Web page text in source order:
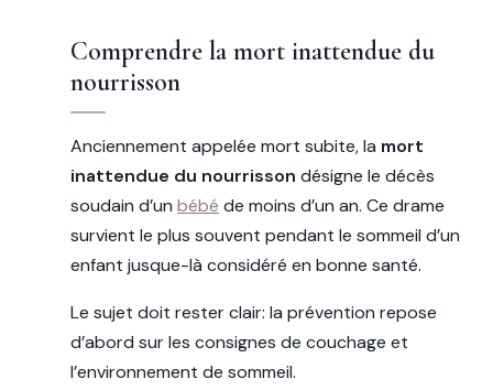
Comprendre la mort inattendue du
nourrisson
Anciennement appelée mort subite, la mort
inattendue du nourrisson désigne le décès
soudain d’un bébé de moins d’un an. Ce drame
survient le plus souvent pendant le sommeil d’un
enfant jusque-là considéré en bonne santé.
Le sujet doit rester clair: la prévention repose
d’abord sur les consignes de couchage et
l’environnement de sommeil.